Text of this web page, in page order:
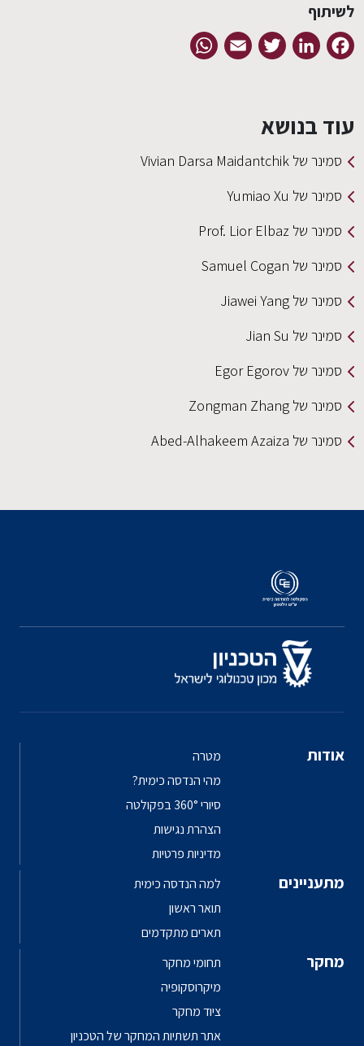
לשיתוף
Facebook
LinkedIn
Twitter
Email
עוד בנושא
סמינר של Vivian Darsa Maidantchik
סמינר של Yumiao Xu
סמינר של Prof. Lior Elbaz
סמינר של Samuel Cogan
סמינר של Jiawei Yang
סמינר של Jian Su
סמינר של Egor Egorov
סמינר של Zongman Zhang
סמינר של Abed-Alhakeem Azaiza
אודות
מטרה
מהי הנדסה כימית?
סיורי 360° בפקולטה
הצהרת נגישות
מדיניות פרטיות
מתעניינים
למה הנדסה כימית
תואר ראשון
תארים מתקדמים
מחקר
תחומי מחקר
מיקרוסקופיה
ציוד מחקר
אתר תשתיות המחקר של הטכניון